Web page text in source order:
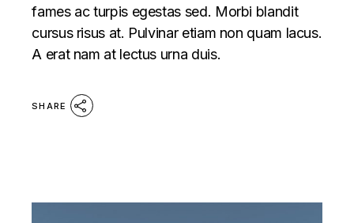
fames ac turpis egestas sed. Morbi blandit
cursus risus at. Pulvinar etiam non quam lacus.
A erat nam at lectus urna duis.
SHARE